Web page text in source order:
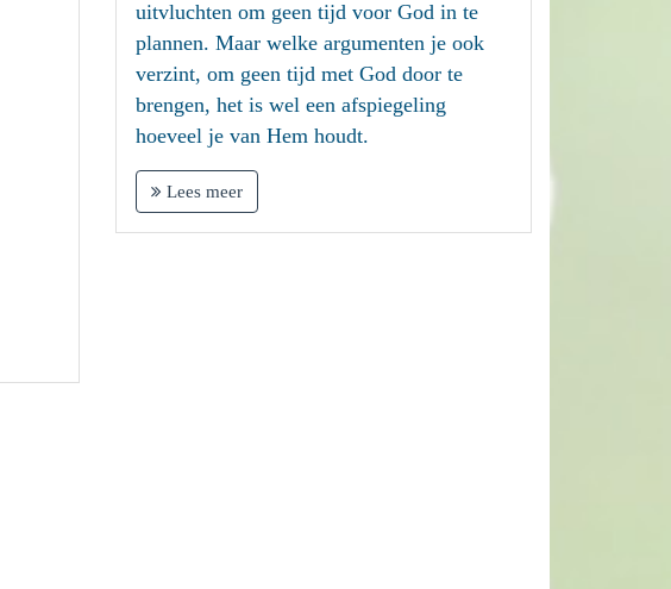
uitvluchten om geen tijd voor God in te
plannen. Maar welke argumenten je ook
verzint, om geen tijd met God door te
brengen, het is wel een afspiegeling
hoeveel je van Hem houdt.
Lees meer